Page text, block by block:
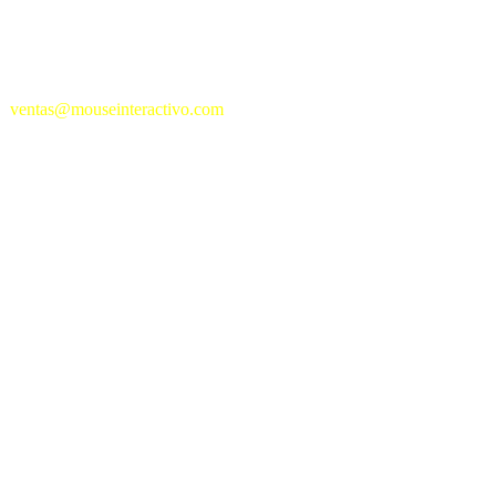
ventas@mouseinteractivo.com